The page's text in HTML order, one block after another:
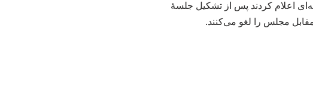
اعلام کردند پس از تشکیل جلسۀ
مجلس را لغو می‌کنند.